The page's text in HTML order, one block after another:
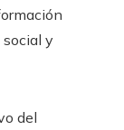
y
del